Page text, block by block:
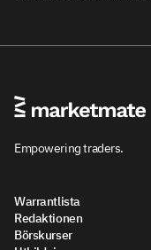
Empowering traders.
Warrantlista
Redaktionen
Börskurser